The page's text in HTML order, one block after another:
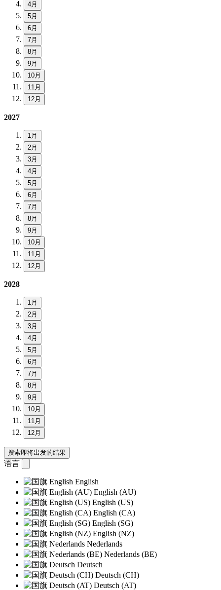
4月
5月
6月
7月
8月
9月
10月
11月
12月
2027
1月
2月
3月
4月
5月
6月
7月
8月
9月
10月
11月
12月
2028
1月
2月
3月
4月
5月
6月
7月
8月
9月
10月
11月
12月
搜索即将出发的结果
语言
English
English (AU)
English (US)
English (CA)
English (SG)
English (NZ)
Nederlands
Nederlands (BE)
Deutsch
Deutsch (CH)
Deutsch (AT)